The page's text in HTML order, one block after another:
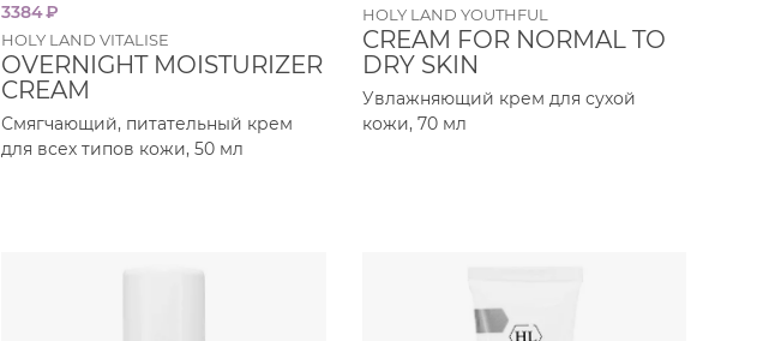
3384₽
HOLY LAND VITALISE
OVERNIGHT MOISTURIZER
CREAM
Смягчающий, питательный крем
для всех типов кожи, 50 мл
HOLY LAND YOUTHFUL
CREAM FOR NORMAL TO
DRY SKIN
Увлажняющий крем для сухой
кожи, 70 мл